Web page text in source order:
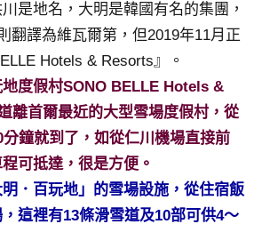
是地名，大明是韓國有名的集團，
翻譯為維瓦爾第，但2019年11月正
Hotels & Resorts』。
地度假村SONO BELLE Hotels &
離首爾最近的大型雪場度假村，從
鐘就到了，如從仁川機場直接前
可抵達，很是方便。
明．百玩地」的雪場設施，從住宿飯
這裡有13條滑雪道及10部可供4～